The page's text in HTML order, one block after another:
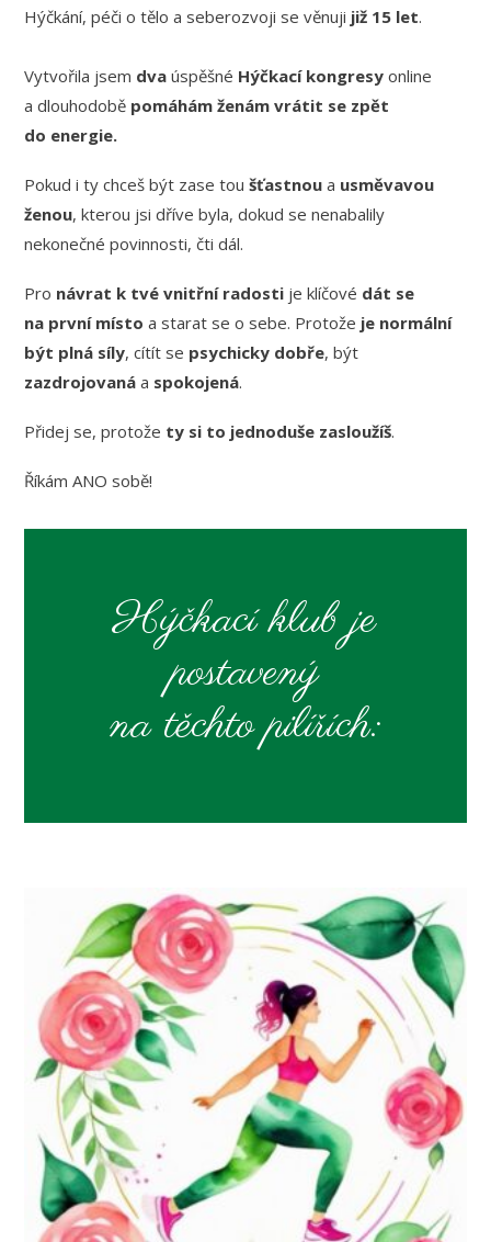
Hýčkání, péči o tělo a seberozvoji se věnuji již 15 let.
Vytvořila jsem dva úspěšné Hýčkací kongresy online
a dlouhodobě pomáhám ženám vrátit se zpět
do energie.
Pokud i ty chceš být zase toušťastnou a usměvavou
ženou, kterou jsi dříve byla, dokud se nenabalily
nekonečné povinnosti, čti dál.
Pro návrat k tvé vnitřní radosti je klíčové dát se
na první místo a starat se o sebe. Protože je normální
být plná síly, cítít se psychicky dobře, být
zazdrojovaná a spokojená.
Přidej se, protože ty si to jednoduše zasloužíš.
Říkám ANO sobě!
Hýčkací klub je
postavený
na těchtopilířích: